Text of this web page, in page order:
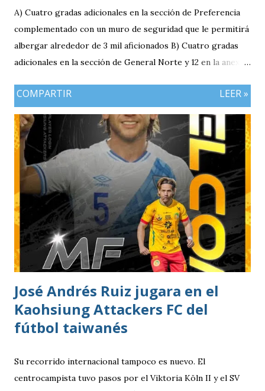
A) Cuatro gradas adicionales en la sección de Preferencia
complementado con un muro de seguridad que le permitirá
albergar alrededor de 3 mil aficionados B) Cuatro gradas
adicionales en la sección de General Norte y 12 en la anexa
El área de la General Sur con entrada independiente será
ahora la localidad para los visitantes. En resumen el aforo
del estadio queda ahora en 7 mil aficionados. Este domingo
se implementará un parqueo cuyo costo es de Q25
quetzales pero tiene un cupo limitadp. Continúa vigente el
servicio anterior en donde los aficionados se podrán
estacionar en el Parqueo de Tikal Futura. via.
COMPARTIR LEER »
José Andrés Ruiz jugara en el
Kaohsiung Attackers FC del
fútbol taiwanés
Su recorrido internacional tampoco es nuevo. El
centrocampista tuvo pasos por el Viktoria Köln II y el SV